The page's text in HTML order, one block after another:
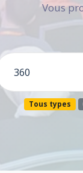
Vous
Tous types